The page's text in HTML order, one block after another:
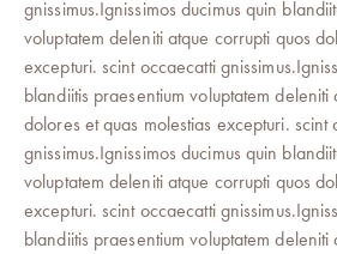
gnissimus.Ignissimos ducimus quin
voluptatem deleniti atque corrupti quos
excepturi. scint occaecatti
blandiitis praesentium voluptatem deleniti
dolores et quas molestias excepturi. scint
gnissimus.Ignissimos ducimus quin
voluptatem deleniti atque corrupti quos
excepturi. scint occaecatti
blandiitis praesentium voluptatem deleniti